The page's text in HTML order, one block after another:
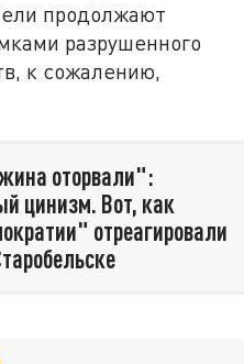
продолжают
разрушенного
к сожалению,
оторвали":
цинизм. Вот, как
отреагировали